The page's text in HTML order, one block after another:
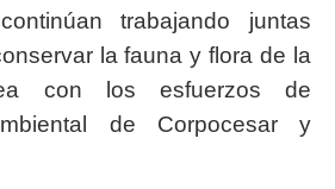
trabajando juntas
la fauna y flora de la
con los esfuerzos de
de Corpocesar y